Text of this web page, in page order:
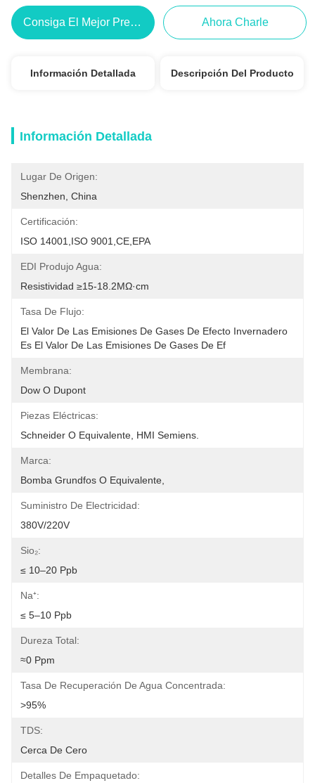
Consiga El Mejor Precio Ahora Charle
Información Detallada Descripción Del Producto
Información Detallada
Lugar De Origen:
Shenzhen, China
Certificación:
ISO 14001,ISO 9001,CE,EPA
EDI Produjo Agua:
Resistividad ≥15-18.2MΩ·cm
Tasa De Flujo:
El Valor De Las Emisiones De Gases De Efecto Invernadero
Es El Valor De Las Emisiones De Gases De Ef
Membrana:
Dow O Dupont
Piezas Eléctricas:
Schneider O Equivalente, HMI Semiens.
Marca:
Bomba Grundfos O Equivalente,
Suministro De Electricidad:
380V/220V
Sio₂:
≤ 10–20 Ppb
Na⁺:
≤ 5–10 Ppb
Dureza Total:
≈0 Ppm
Tasa De Recuperación De Agua Concentrada:
>95%
TDS:
Cerca De Cero
Detalles De Empaquetado: